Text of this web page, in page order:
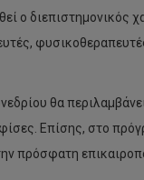
ο διεπιστημονικός
θα
Επίσης, στο
πρόσφατη